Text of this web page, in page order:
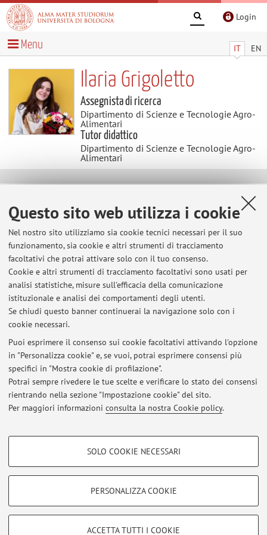
Questo sito web utilizza i cookie
Nel nostro sito utilizziamo sia cookie tecnici necessari per il suo
funzionamento, sia cookie e altri strumenti di tracciamento
facoltativi che potrai attivare solo con il tuo consenso.
Cookie e altri strumenti di tracciamento facoltativi sono usati per
analisi statistiche, misure sull'efficacia della comunicazione
istituzionale e analisi dei comportamenti degli utenti.
Se chiudi questo banner continuerai la navigazione solo con i
cookie necessari.
Puoi esprimere il consenso sui cookie facoltativi attivando l'opzione
in "Personalizza cookie" e, se vuoi, potrai esprimere consensi più
specifici in "Mostra cookie di profilazione".
Potrai sempre rivedere le tue scelte e verificare lo stato dei consensi
rientrando nella sezione "Impostazione cookie" del sito.
Per maggiori informazioni consulta la nostra Cookie policy.
COOKIE DI PROFILAZIONE - FACOLTATIVI
COOKIE TECNICI - NECESSARI
SOLO COOKIE NECESSARI
PERSONALIZZA COOKIE
ACCETTA TUTTI I COOKIE
Login
IT EN
Menu
Ilaria Grigoletto
Assegnista di ricerca
Dipartimento di Scienze e Tecnologie Agro-
Alimentari
Tutor didattico
Dipartimento di Scienze e Tecnologie Agro-
Alimentari
E-mail:
ilaria.grigoletto2@unibo.it
Tel:
+39 0547 338116
Dipartimento di Scienze e Tecnologie Agro-Alimentari
Piazza Goidanich 60, Cesena -Vai alla mappa
Ultimi avvisi
Al momento non sono presenti avvisi.
Area riservata
Accedi tramiteloginper gestire tutti i contenuti del sito.
Zamboni, 33 - 40126 Bologna - Partita IVA: 01131710376